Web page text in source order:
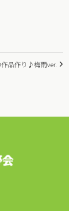
作品作り♪梅雨ver.